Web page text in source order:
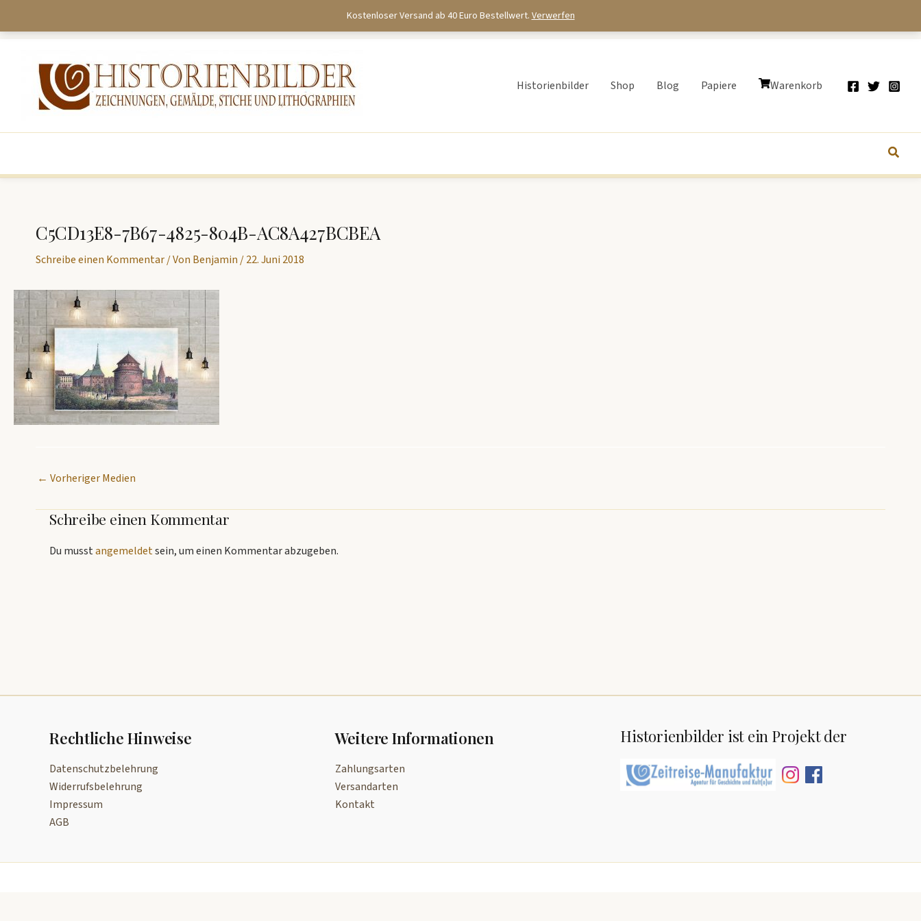
Kostenloser Versand ab 40 Euro Bestellwert.Verwerfen
springen
Historienbilder Shop Blog Papiere Warenkorb
C5CD13E8-7B67-4825-804B-AC8A427BCBEA
Schreibe einen Kommentar/ Von Benjamin /22. Juni 2018
← Vorheriger Medien
Schreibe einen Kommentar
Du musstangemeldetsein, um einen Kommentar abzugeben.
Rechtliche Hinweise
Datenschutzbelehrung
Widerrufsbelehrung
Impressum
AGB
Weitere Informationen
Zahlungsarten
Versandarten
Kontakt
Historienbilder ist ein Projekt der